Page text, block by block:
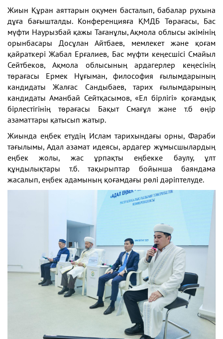
Жиын Құран аяттарын оқумен басталып, бабалар рухына
дұға бағышталды. Конференцияға ҚМДБ Төрағасы, Бас
мүфти Наурызбай қажы Тағанұлы, Ақмола облысы әкімінің
орынбасары Досұлан Айтбаев, мемлекет және қоғам
қайраткері Жабал Ерғалиев, Бас мүфти кеңесшісі Смайыл
Сейтбеков, Ақмола облысының ардагерлер кеңесінің
төрағасы Ермек Нұғыман, философия ғылымдарының
кандидаты Жалғас Сандыбаев, тарих ғылымдарының
кандидаты Аманбай Сейтқасымов, «Ел бірлігі» қоғамдық
бірлестігінің төрағасы Бақыт Смағұл және т.б өңір
азаматтары қатысып жатыр.
Жиында еңбек етудің Ислам тарихындағы орны, Фараби
тағылымы, Адал азамат идеясы, ардагер жұмысшылардың
еңбек жолы, жас ұрпақты еңбекке баулу, ұлт
құндылықтары т.б. тақырыптар бойынша баяндама
жасалып, еңбек адамының қоғамдағы рөлі дәріптелуде.